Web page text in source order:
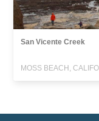
San Vicente Creek
MOSS BEACH,